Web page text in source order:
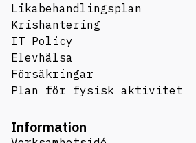
Likabehandlingsplan
Krishantering
IT Policy
Elevhälsa
Försäkringar
Plan för fysisk aktivitet
Information